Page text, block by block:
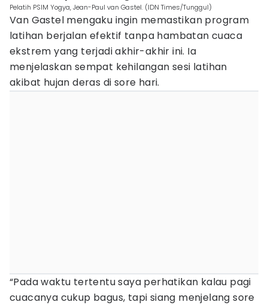
Pelatih PSIM Yogya, Jean-Paul van Gastel. (IDN Times/Tunggul)
Van Gastel mengaku ingin memastikan program
latihan berjalan efektif tanpa hambatan cuaca
ekstrem yang terjadi akhir-akhir ini. Ia
menjelaskan sempat kehilangan sesi latihan
akibat hujan deras di sore hari.
“Pada waktu tertentu saya perhatikan kalau pagi
cuacanya cukup bagus, tapi siang menjelang sore